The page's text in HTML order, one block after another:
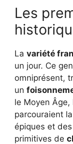
Les
La variété
un jour. Ce
omniprésent,
un
le Moyen
parcouraient
épiques et
primitives de